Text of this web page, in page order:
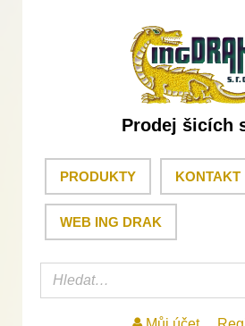
Prodej šicích
PRODUKTY KONTAKT
WEB ING DRAK